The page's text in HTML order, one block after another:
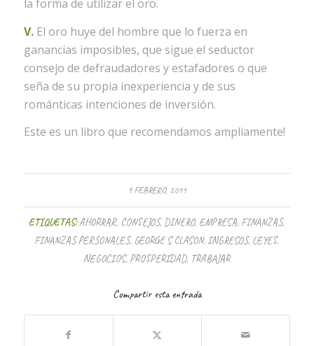
la forma de utilizar el oro.
V.El oro huye del hombre que lo fuerza en
ganancias imposibles, que sigue el seductor
consejo de defraudadores y estafadores o que
seña de su propia inexperiencia y de sus
románticas intenciones de inversión.
Este es un libro que recomendamos ampliamente!
9 FEBRERO, 2011
ETIQUETAS:AHORRAR, CONSEJOS, DINERO, EMPRESA, FINANZAS,
FINANZAS PERSONALES, GEORGE S CLASON, INGRESOS, LEYES,
NEGOCIOS, PROSPERIDAD, TRABAJAR
Compartir esta entrada